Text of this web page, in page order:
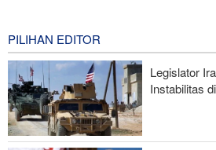
Hulu Ledak Manuver dan Antena Anti-
Kualitatif Rudal Kheibar Shekan
Zolghadr: Selat Hormuz Hanya Akan
Perilaku—Ini 6 Syaratnya!
PILIHAN EDITOR
Legislator
Instabilitas